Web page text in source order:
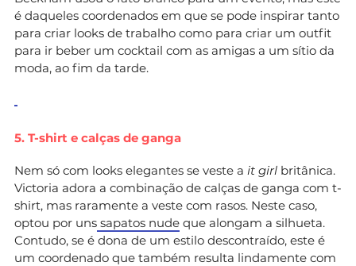
é daqueles coordenados em que se pode inspirar tanto
para criar looks de trabalho como para criar um outfit
para ir beber um cocktail com as amigas a um sítio da
moda, ao fim da tarde.
5. T-shirt e calças de ganga
Nem só com looks elegantes se veste a it girl britânica.
Victoria adora a combinação de calças de ganga com t-
shirt, mas raramente a veste com rasos. Neste caso,
optou por uns sapatos nude que alongam a silhueta.
Contudo, se é dona de um estilo descontraído, este é
um coordenado que também resulta lindamente com